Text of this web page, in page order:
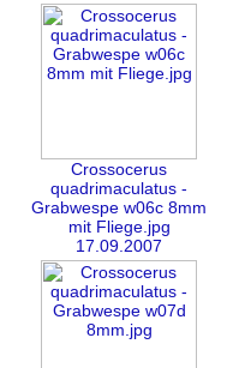
Crossocerus
quadrimaculatus -
Grabwespe w06c 8mm
mit Fliege.jpg
17.09.2007